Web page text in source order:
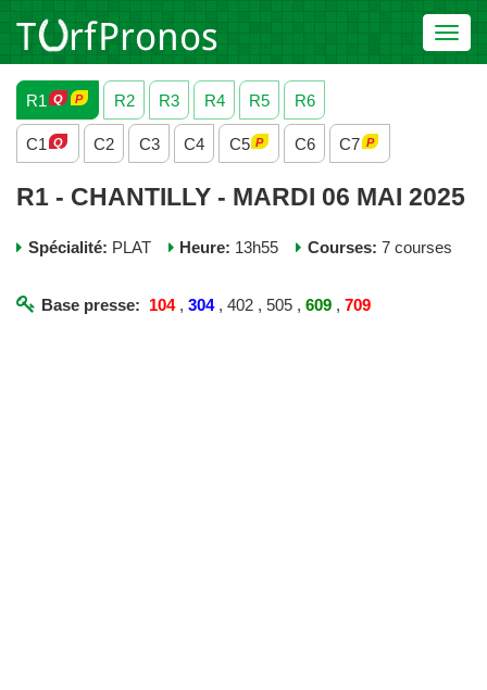
R1
R2 R3 R4 R5 R6
C1 C2 C3 C4 C5 C6 C7
R1 - CHANTILLY - MARDI 06 MAI 2025
Spécialité: PLAT Heure: 13h55 Courses: 7 courses
Base presse: 104,304, 402 , 505 ,609 ,709